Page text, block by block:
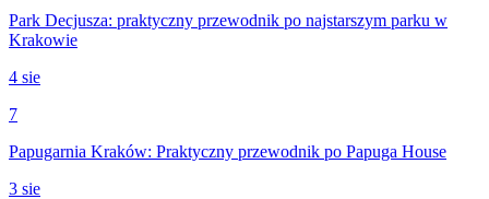
Park Decjusza: praktyczny przewodnik po najstarszym parku w
Krakowie
4 sie
7
Papugarnia Kraków: Praktyczny przewodnik po Papuga House
3 sie